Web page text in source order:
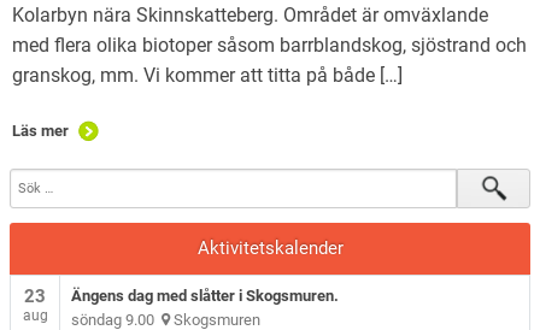
Kolarbyn nära Skinnskatteberg. Området är omväxlande
med flera olika biotoper såsom barrblandskog, sjöstrand och
granskog, mm. Vi kommer att titta på både […]
Läs mer
Aktivitetskalender
23
aug
Ängens dag med slåtter i Skogsmuren.
söndag 9.00 Skogsmuren